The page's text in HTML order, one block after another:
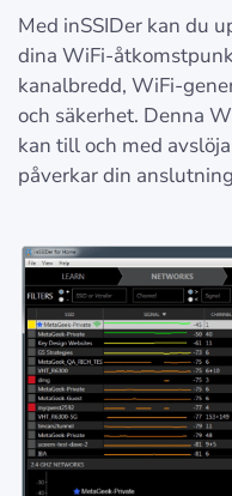
Med inSSIDer kan du
dina WiFi-
kanalbredd, WiFi-
och säkerhet. Denna
kan till och med
påverkar din